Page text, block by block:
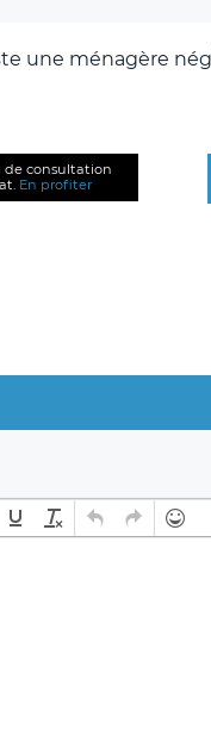
une ménagère
de consultation
En profiter